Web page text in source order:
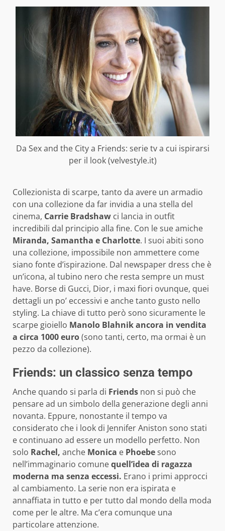
Da Sex and the City a Friends: serie tv a cui ispirarsi
per il look (velvestyle.it)
Collezionista di scarpe, tanto da avere un armadio
con una collezione da far invidia a una stella del
cinema, Carrie Bradshaw ci lancia in outfit
incredibili dal principio alla fine. Con le sue amiche
Miranda, Samantha e Charlotte. I suoi abiti sono
una collezione, impossibile non ammettere come
siano fonte d’ispirazione. Dal newspaper dress che è
un’icona, al tubino nero che resta sempre un must
have. Borse di Gucci, Dior, i maxi fiori ovunque, quei
dettagli un po’ eccessivi e anche tanto gusto nello
styling. La chiave di tutto però sono sicuramente le
scarpe gioiello Manolo Blahnik ancora in vendita
a circa 1000 euro(sono tanti, certo, ma ormai è un
pezzo da collezione).
Friends: un classico senza tempo
Anche quando si parla di Friends non si può che
pensare ad un simbolo della generazione degli anni
novanta. Eppure, nonostante il tempo va
considerato che i look di Jennifer Aniston sono stati
e continuano ad essere un modello perfetto. Non
solo Rachel, anche Monica e Phoebesono
nell’immaginario comunequell’idea di ragazza
moderna ma senza eccessi. Erano i primi approcci
al cambiamento. La serie non era ispirata e
annaffiata in tutto e per tutto dal mondo della moda
come per le altre. Ma c’era comunque una
particolare attenzione.